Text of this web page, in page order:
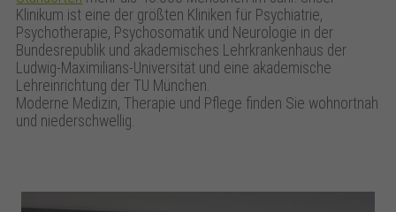
Klinikum ist eine der größten Kliniken für Psychiatrie,
Psychotherapie, Psychosomatik und Neurologie in der
Bundesrepublik und akademisches Lehrkrankenhaus der
Ludwig-Maximilians-Universität und eine akademische
Lehreinrichtung der TU München.
Moderne Medizin, Therapie und Pflege finden Sie wohnortnah
und niederschwellig.